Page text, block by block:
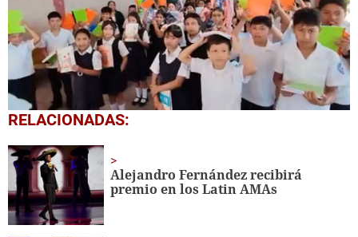
0
seconds
1
minute,
56
seconds
RELACIONADAS:
Alejandro Fernández recibirá
premio en los Latin AMAs